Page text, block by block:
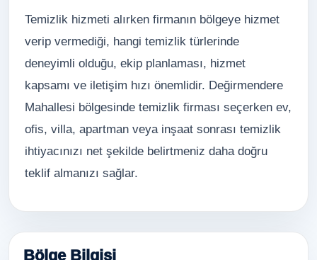
Temizlik hizmeti alırken firmanın bölgeye hizmet
verip vermediği, hangi temizlik türlerinde
deneyimli olduğu, ekip planlaması, hizmet
kapsamı ve iletişim hızı önemlidir. Değirmendere
Mahallesi bölgesinde temizlik firması seçerken ev,
ofis, villa, apartman veya inşaat sonrası temizlik
ihtiyacınızı net şekilde belirtmeniz daha doğru
teklif almanızı sağlar.
Bölge Bilgisi